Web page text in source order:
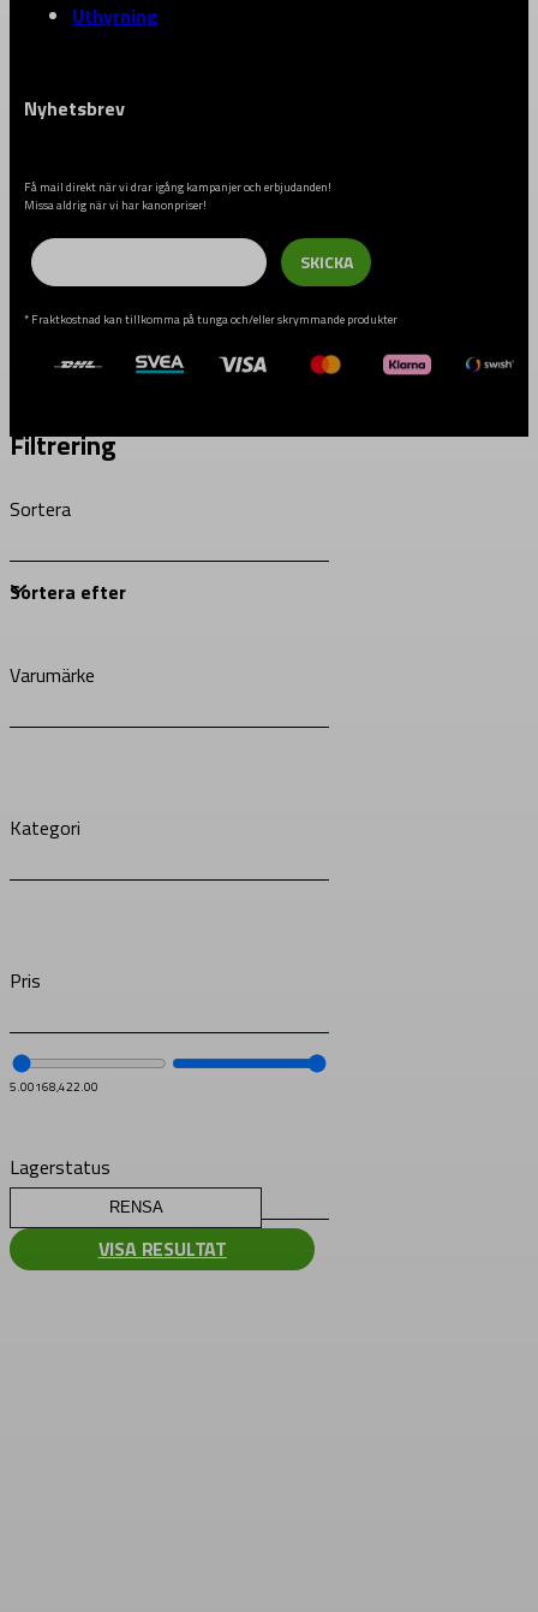
Uthyrning
Nyhetsbrev
Få mail direkt när vi drar igång kampanjer och erbjudanden!
Missa aldrig när vi har kanonpriser!
Email
SKICKA
* Fraktkostnad kan tillkomma på tunga och/eller skrymmande produkter
Filtrering
Sortera
Varumärke
Kategori
Pris
5.00168,422.00
Lagerstatus
RENSA
VISA RESULTAT